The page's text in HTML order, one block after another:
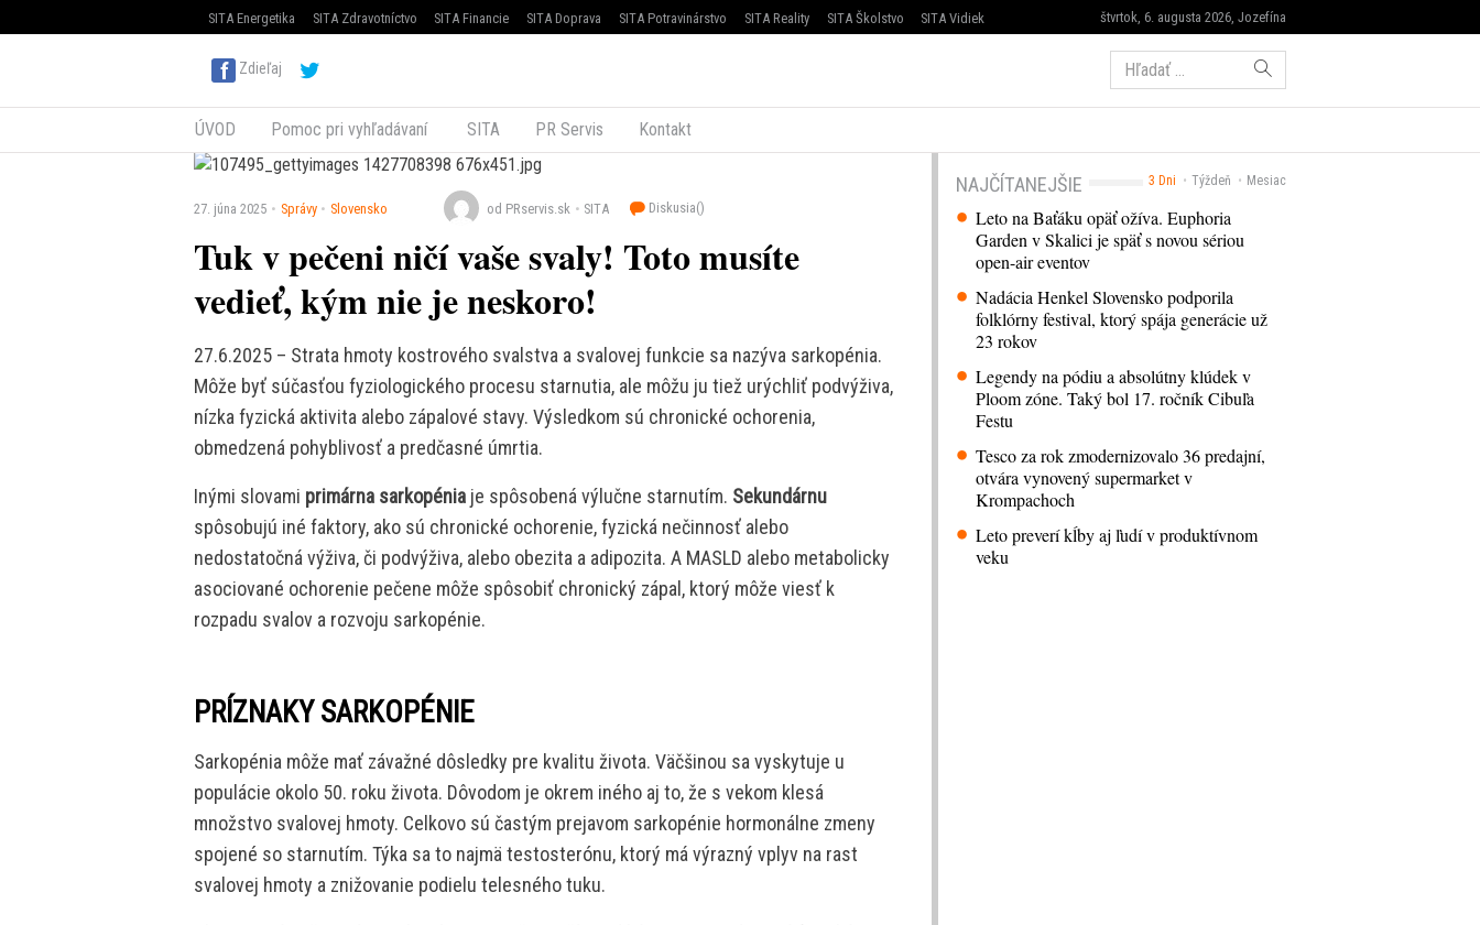
štvrtok, 6. augusta 2026, Jozefína
SITA Energetika SITA Zdravotníctvo SITA Financie SITA Doprava SITA Potravinárstvo SITA Reality SITA Školstvo SITA Vidiek
Zdieľaj Hľadať:
ÚVOD Pomoc pri vyhľadávaní SITA PR Servis Kontakt
27. júna 2025 Správy Slovensko od PRservis.sk SITA Diskusia()
Tuk v pečeni ničí vaše svaly! Toto musíte
vedieť, kým nie je neskoro!
27.6.2025 – Strata hmoty kostrového svalstva a svalovej funkcie sa nazýva sarkopénia.
Môže byť súčasťou fyziologického procesu starnutia, ale môžu ju tiež urýchliť podvýživa,
nízka fyzická aktivita alebo zápalové stavy. Výsledkom sú chronické ochorenia,
obmedzená pohyblivosť a predčasné úmrtia.
Inými slovami primárna sarkopénia je spôsobená výlučne starnutím. Sekundárnu
spôsobujú iné faktory, ako sú chronické ochorenie, fyzická nečinnosť alebo
nedostatočná výživa, či podvýživa, alebo obezita a adipozita. A MASLD alebo metabolicky
asociované ochorenie pečene môže spôsobiť chronický zápal, ktorý môže viesť k
rozpadu svalov a rozvoju sarkopénie.
PRÍZNAKY SARKOPÉNIE
Sarkopénia môže mať závažné dôsledky pre kvalitu života. Väčšinou sa vyskytuje u
populácie okolo 50. roku života. Dôvodom je okrem iného aj to, že s vekom klesá
množstvo svalovej hmoty. Celkovo sú častým prejavom sarkopénie hormonálne zmeny
spojené so starnutím. Týka sa to najmä testosterónu, ktorý má výrazný vplyv na rast
svalovej hmoty a znižovanie podielu telesného tuku.
3 Dni Týždeň Mesiac
NAJČÍTANEJŠIE
Leto na Baťáku opäť ožíva. Euphoria
Garden v Skalici je späť s novou sériou
open-air eventov
Nadácia Henkel Slovensko podporila
folklórny festival, ktorý spája generácie už
23 rokov
Legendy na pódiu a absolútny klúdek v
Ploom zóne. Taký bol 17. ročník Cibuľa
Festu
Tesco za rok zmodernizovalo 36 predajní,
otvára vynovený supermarket v
Krompachoch
Leto preverí kĺby aj ľudí v produktívnom
veku